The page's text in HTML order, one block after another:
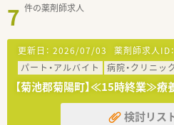
7 件の薬剤師求人
更新日： 2026/07/03 薬剤師求人ID：
パート・アルバイト
病院・クリニッ
【菊池郡菊陽町】≪15時終業≫療
検討リス